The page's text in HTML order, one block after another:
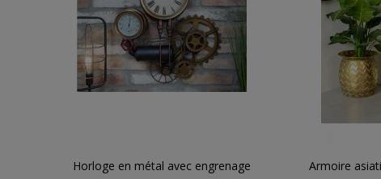
Horloge en métal avec engrenage Armoire